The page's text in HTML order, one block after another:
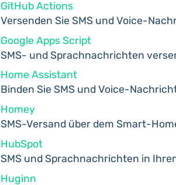
GitHub Actions
Versenden Sie SMS und Voice-
Google Apps Script
SMS- und Sprachnachrichten
Home Assistant
Binden Sie SMS und Voice-
Homey
SMS-Versand über dem Smart-
HubSpot
SMS und Sprachnachrichten in
Huginn